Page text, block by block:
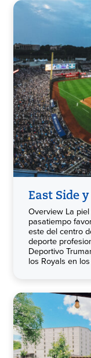
East Side
Overview La
pasatiempo
este del centro
deporte
Deportivo
los Royals en